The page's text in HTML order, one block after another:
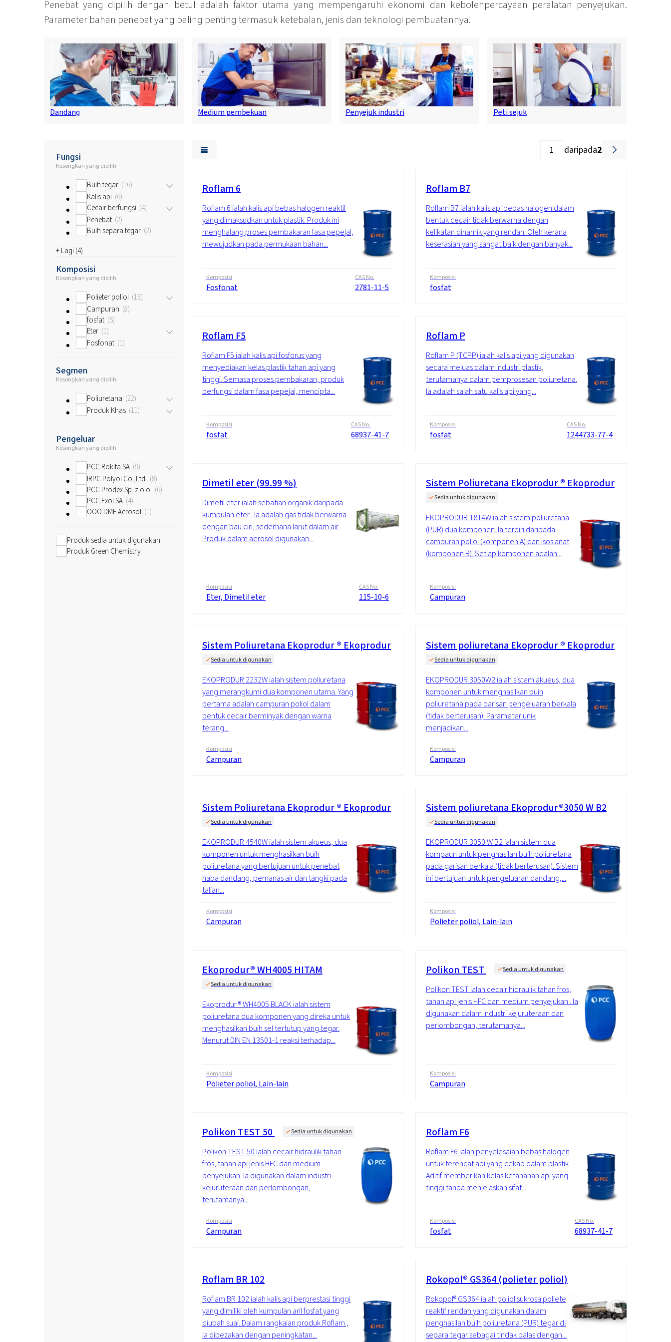
Penebat yang dipilih dengan betul adalah faktor utama yang mempengaruhi ekonomi dan kebolehpercayaan peralatan penyejukan.
Parameter bahan penebat yang paling penting termasuk ketebalan, jenis dan teknologi pembuatannya.
Dandang Medium pembekuan Penyejuk industri Peti sejuk
Fungsi
Kosongkan yang dipilih
Buih tegar 16
Kalis api 6
Cecair berfungsi 4
Penebat 2
Buih separa tegar 2
+ Lagi (4)
Komposisi
Kosongkan yang dipilih
Polieter poliol 13
Campuran 8
fosfat 5
Eter 1
Fosfonat 1
Segmen
Kosongkan yang dipilih
Poliuretana 22
Produk Khas 11
Pengeluar
Kosongkan yang dipilih
PCC Rokita SA 9
IRPC Polyol Co.,Ltd. 8
PCC Prodex Sp. z o.o. 6
PCC Exol SA 4
OOO DME Aerosol 1
Produk sedia untuk digunakan
Produk Green Chemistry
daripada2
Roflam 6
Roflam 6 ialah kalis api bebas halogen reaktif
yang dimaksudkan untuk plastik. Produk ini
menghalang proses pembakaran fasa pepejal,
mewujudkan pada permukaan bahan...
Komposisi
Fosfonat
CAS No.
2781-11-5
Roflam B7
Roflam B7 ialah kalis api bebas halogen dalam
bentuk cecair tidak berwarna dengan
kelikatan dinamik yang rendah. Oleh kerana
keserasian yang sangat baik dengan banyak...
Komposisi
fosfat
Roflam F5
Roflam F5 ialah kalis api fosforus yang
menyediakan kelas plastik tahan api yang
tinggi. Semasa proses pembakaran, produk
berfungsi dalam fasa pepejal, mencipta...
Komposisi
fosfat
CAS No.
68937-41-7
Roflam P
Roflam P (TCPP) ialah kalis api yang digunakan
secara meluas dalam industri plastik,
terutamanya dalam pemprosesan poliuretana.
Ia adalah salah satu kalis api yang...
Komposisi
fosfat
CAS No.
1244733-77-4
Dimetil eter (99.99 %)
Dimetil eter ialah sebatian organik daripada
kumpulan eter . Ia adalah gas tidak berwarna
dengan bau ciri, sederhana larut dalam air.
Produk dalam aerosol digunakan...
Komposisi
Eter, Dimetil eter
CAS No.
115-10-6
Sistem Poliuretana Ekoprodur ® Ekoprodur
Sedia untuk digunakan
EKOPRODUR 1814W ialah sistem poliuretana
(PUR) dua komponen. Ia terdiri daripada
campuran poliol (komponen A) dan isosianat
(komponen B). Setiap komponen adalah...
Komposisi
Campuran
Sistem Poliuretana Ekoprodur ® Ekoprodur
Sedia untuk digunakan
EKOPRODUR 2232W ialah sistem poliuretana
yang merangkumi dua komponen utama. Yang
pertama adalah campuran poliol dalam
bentuk cecair berminyak dengan warna
terang...
Komposisi
Campuran
Sistem poliuretana Ekoprodur ® Ekoprodur
Sedia untuk digunakan
EKOPRODUR 3050W2 ialah sistem akueus, dua
komponen untuk menghasilkan buih
poliuretana pada barisan pengeluaran berkala
(tidak berterusan). Parameter unik
menjadikan...
Komposisi
Campuran
Sistem Poliuretana Ekoprodur ® Ekoprodur
Sedia untuk digunakan
EKOPRODUR 4540W ialah sistem akueus, dua
komponen untuk menghasilkan buih
poliuretana yang bertujuan untuk penebat
haba dandang, pemanas air dan tangki pada
talian...
Komposisi
Campuran
Sistem poliuretana Ekoprodur®3050 W B2
Sedia untuk digunakan
EKOPRODUR 3050 W B2 ialah sistem dua
kompaun untuk penghasilan buih poliuretana
pada garisan berkala (tidak berterusan). Sistem
ini bertujuan untuk pengeluaran dandang,...
Komposisi
Polieter poliol, Lain-lain
Ekoprodur® WH4005 HITAM
Sedia untuk digunakan
Ekoprodur ® WH4005 BLACK ialah sistem
poliuretana dua komponen yang direka untuk
menghasilkan buih sel tertutup yang tegar.
Menurut DIN EN 13501-1 reaksi terhadap...
Komposisi
Polieter poliol, Lain-lain
Polikon TEST Sedia untuk digunakan
Polikon TEST ialah cecair hidraulik tahan fros,
tahan api jenis HFC dan medium penyejukan . Ia
digunakan dalam industri kejuruteraan dan
perlombongan, terutamanya...
Komposisi
Campuran
Polikon TEST 50 Sedia untuk digunakan
Polikon TEST 50 ialah cecair hidraulik tahan
fros, tahan api jenis HFC dan medium
penyejukan. Ia digunakan dalam industri
kejuruteraan dan perlombongan,
terutamanya...
Komposisi
Campuran
Roflam F6
Roflam F6 ialah penyelesaian bebas halogen
untuk terencat api yang cekap dalam plastik.
Aditif memberikan kelas ketahanan api yang
tinggi tanpa menjejaskan sifat...
Komposisi
fosfat
CAS No.
68937-41-7
Roflam BR 102
Roflam BR 102 ialah kalis api berprestasi tinggi
yang dimiliki oleh kumpulan aril fosfat yang
diubah suai. Dalam rangkaian produk Roflam ,
ia dibezakan dengan peningkatan...
Rokopol® GS364 (polieter poliol)
Rokopol® GS364 ialah poliol sukrosa polieter
reaktif rendah yang digunakan dalam
penghasilan buih poliuretana (PUR) tegar dan
separa tegar sebagai tindak balas dengan...